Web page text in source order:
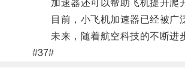
加速器还可以帮助飞机提升爬升
目前，小飞机加速器已经被广泛
未来，随着航空科技的不断进步
#37#